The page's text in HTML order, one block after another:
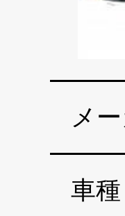
メ
車種